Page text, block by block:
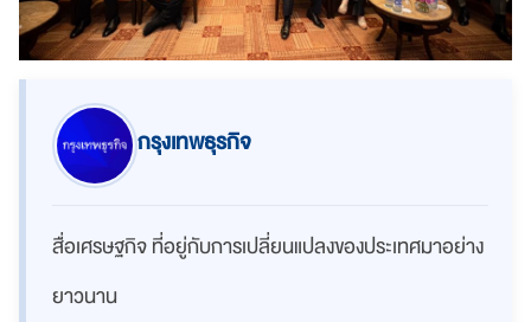
กรุงเทพธุรกิจ
สื่อเศรษฐกิจ ที่อยู่กับการเปลี่ยนแปลงของประเทศมาอย่าง
ยาวนาน